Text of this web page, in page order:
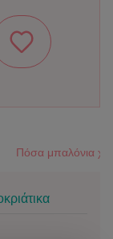
Πόσα μπαλόνια